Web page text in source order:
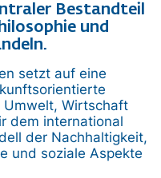
Bestandteil
und
setzt auf eine
Umwelt, Wirtschaft
dem international
der Nachhaltigkeit,
und soziale Aspekte